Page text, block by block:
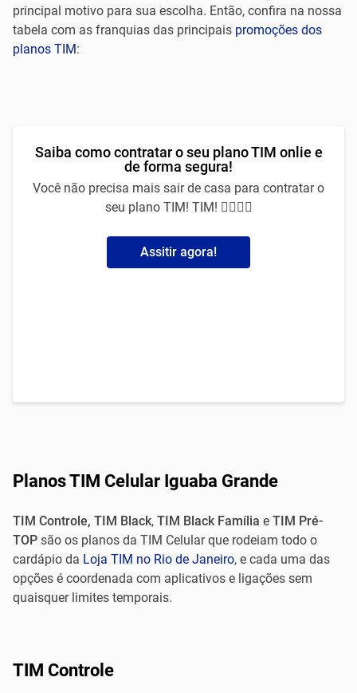
principal motivo para sua escolha. Então, confira na nossa
tabela com as franquias das principais promoções dos
planos TIM:
Saiba como contratar o seu plano TIM onlie e
de forma segura!
Você não precisa mais sair de casa para contratar o
seu plano TIM! TIM! 🙅‍♀️🙅‍♂️
Assitir agora!
Planos TIM Celular Iguaba Grande
TIM Controle, TIM Black, TIM Black Família e TIM Pré-
TOP são os planos da TIM Celular que rodeiam todo o
cardápio da Loja TIM no Rio de Janeiro, e cada uma das
opções é coordenada com aplicativos e ligações sem
quaisquer limites temporais.
TIM Controle